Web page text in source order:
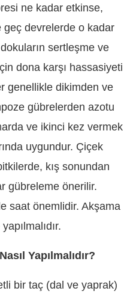
ne kadar etkinse,
geç devrelerde o kadar
sertleşme ve
dona karşı hassasiyeti
genellikle dikimden ve
gübrelerden azotu
ve ikinci kez vermek
uygundur. Çiçek
kış sonundan
gübreleme önerilir.
saat önemlidir. Akşama
Yapılmalıdır?
bir taç (dal ve yaprak)